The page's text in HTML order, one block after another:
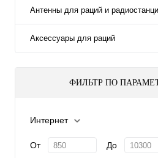
Антенны для раций и
Аксессуары для раций
ФИЛЬТР ПО
Интернет
От До